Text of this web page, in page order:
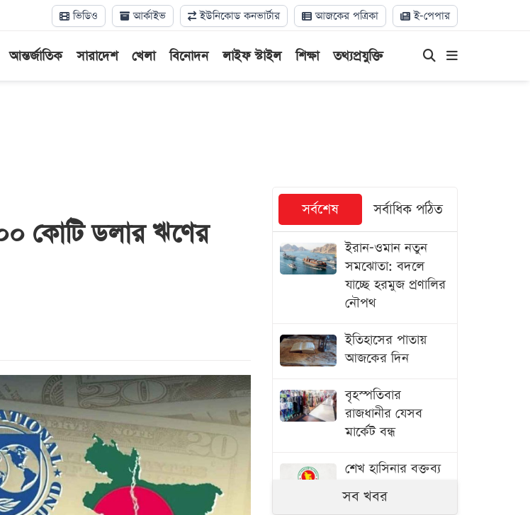
ভিডিও আর্কাইভ ইউনিকোড কনভার্টার আজকের পত্রিকা ই-পেপার
আন্তর্জাতিক সারাদেশ খেলা বিনোদন লাইফ স্টাইল শিক্ষা তথ্যপ্রযুক্তি
কোটি ডলার ঋণের
সর্বশেষ সর্বাধিক পঠিত
ইরান-ওমান নতুন
সমঝোতা: বদলে
যাচ্ছে হরমুজ প্রণালির
নৌপথ
ইতিহাসের পাতায়
আজকের দিন
বৃহস্পতিবার
রাজধানীর যেসব
মার্কেট বন্ধ
শেখ হাসিনার বক্তব্য
ইস্যুতে পররাষ্ট্র
মন্ত্রণালয়ের কড়া
সব খবর